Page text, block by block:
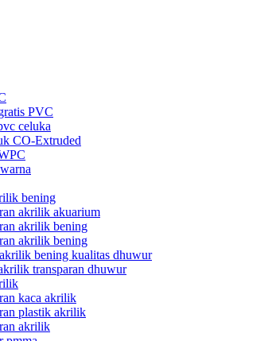
PVC
celuka
CO-Extruded
bening
akrilik akuarium
akrilik bening
akrilik bening
bening kualitas dhuwur
transparan dhuwur
kaca akrilik
plastik akrilik
akrilik